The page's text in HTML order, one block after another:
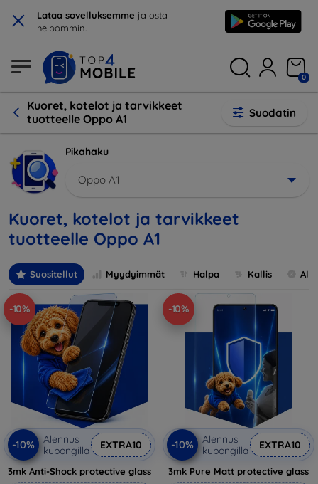
× Lataa sovelluksemme ja osta
helpommin.
0
Kuoret, kotelot ja tarvikkeet
tuotteelle Oppo A1
Suodatin
Pikahaku
Oppo A1
Kuoret, kotelot ja tarvikkeet
tuotteelle Oppo A1
Suositellut Myydyimmät Halpa Kallis
-10%
-10%
Alennus
kupongilla
EXTRA10
3mk Anti-Shock protective glass
-10%
-10%
Alennus
kupongilla
EXTRA10
3mk Pure Matt protective glass